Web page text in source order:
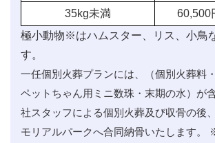
35kg未満 60,500
極小動物※はハムスター、リス、小鳥
す。
一任個別火葬プランには、（個別火葬料
ペットちゃん用ミニ数珠・末期の水）が
社スタッフによる個別火葬及び収骨の後
モリアルパークへ合同納骨いたします。